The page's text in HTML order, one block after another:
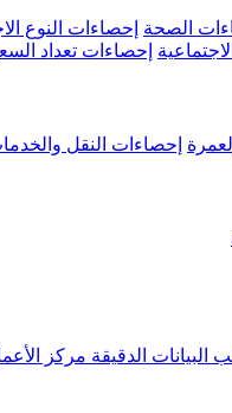
الصحة إحصاءات النوع
إحصاءات تعداد
إحصاءات النقل
البيانات الدقيقة مركز